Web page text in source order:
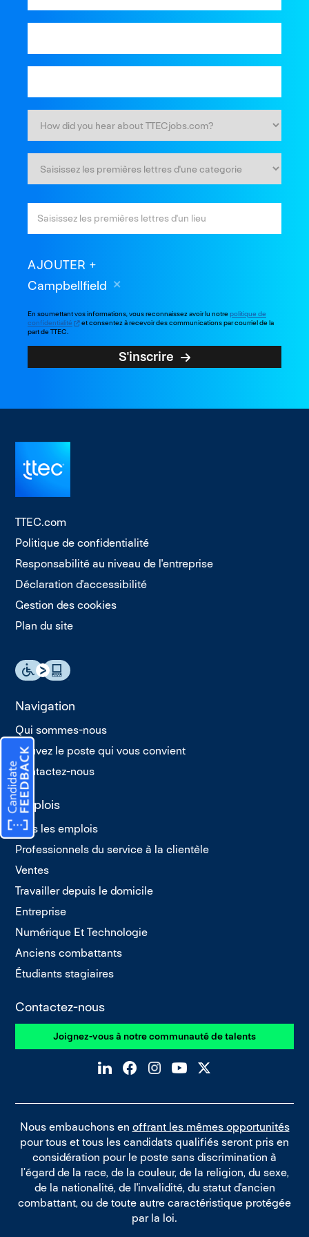
AJOUTER
Campbellfield
En soumettant vos informations, vous reconnaissez avoir lu notrepolitique de
confidentialité
et consentez à recevoir des communications par courriel de la
part de TTEC.
S'inscrire
TTEC.com
Politique de confidentialité
Responsabilité au niveau de l'entreprise
Déclaration d'accessibilité
Gestion des cookies
Plan du site
Navigation
Qui sommes-nous
Trouvez le poste qui vous convient
Contactez-nous
Emplois
Tous les emplois
Professionnels du service à la clientèle
Ventes
Travailler depuis le domicile
Entreprise
Numérique Et Technologie
Anciens combattants
Étudiants stagiaires
Contactez-nous
Joignez-vous à notre communauté de talents
Nous embauchons en offrant les mêmes opportunités
pour tous et tous les candidats qualifiés seront pris en
considération pour le poste sans discrimination à
l’égard de la race, de la couleur, de la religion, du sexe,
de la nationalité, de l'invalidité, du statut d'ancien
combattant, ou de toute autre caractéristique protégée
par la loi.